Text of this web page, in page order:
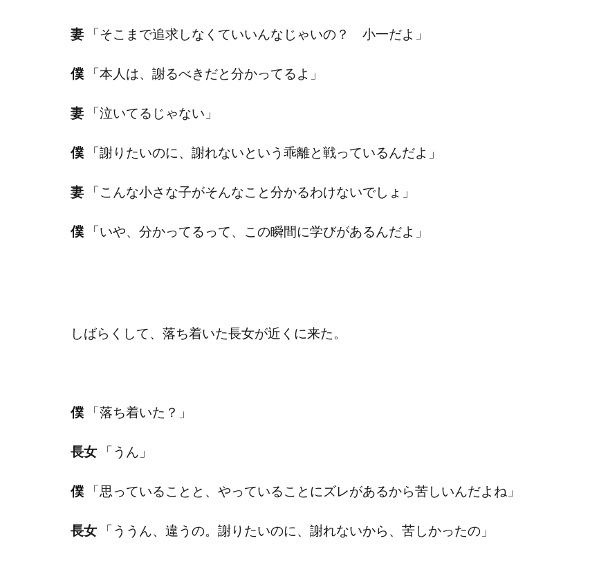
妻 「そこまで追求しなくていいんなじゃいの？ 小一だよ」
僕 「本人は、謝るべきだと分かってるよ」
妻 「泣いてるじゃない」
僕 「謝りたいのに、謝れないという乖離と戦っているんだよ」
妻 「こんな小さな子がそんなこと分かるわけないでしょ」
僕 「いや、分かってるって、この瞬間に学びがあるんだよ」
しばらくして、落ち着いた長女が近くに来た。
僕 「落ち着いた？」
長女 「うん」
僕 「思っていることと、やっていることにズレがあるから苦しいんだよね」
長女 「ううん、違うの。謝りたいのに、謝れないから、苦しかったの」